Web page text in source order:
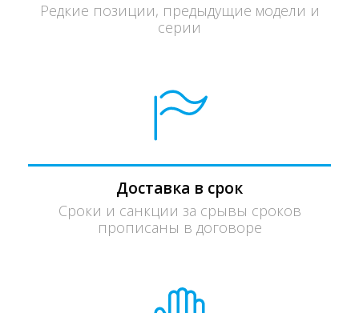
Редкие позиции, предыдущие модели и
серии
Доставка в срок
Сроки и санкции за срывы сроков
прописаны в договоре